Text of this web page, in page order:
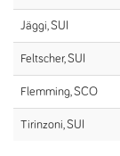
Jäggi, SUI
Feltscher, SUI
Flemming, SCO
Tirinzoni, SUI